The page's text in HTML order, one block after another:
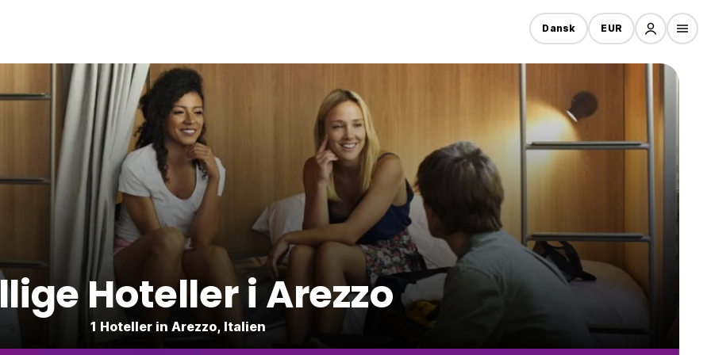
Dansk EUR
Hoteller i Arezzo
1 Hoteller in Arezzo, Italien